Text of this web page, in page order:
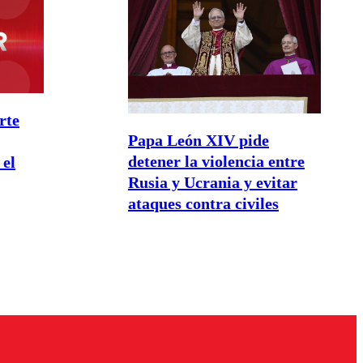
Papa León XIV pide
detener la violencia entre
Rusia y Ucrania y evitar
ataques contra civiles